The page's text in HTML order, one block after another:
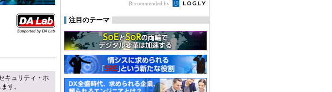
キュリティ・ホ
す。
Recommended by
注目のテーマ